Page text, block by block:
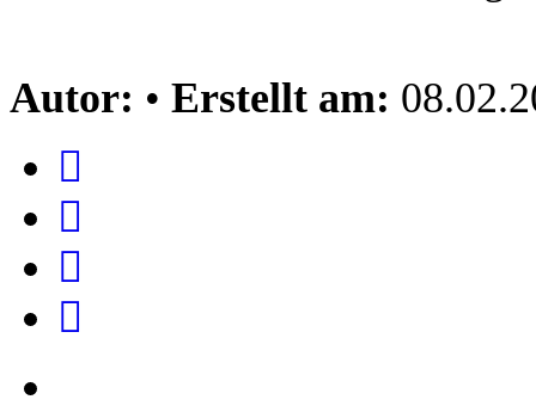
Autor: • Erstellt am: